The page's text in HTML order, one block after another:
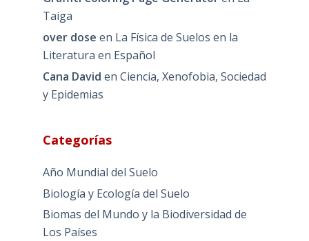
Taiga
over dose en La Física de Suelos en la
Literatura en Español
Cana David en Ciencia, Xenofobia, Sociedad
y Epidemias
Categorías
Año Mundial del Suelo
Biología y Ecología del Suelo
Biomas del Mundo y la Biodiversidad de
Los Países